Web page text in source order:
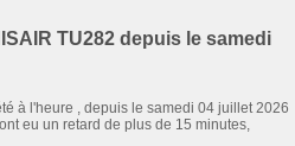
TU282 depuis le samedi
à l'heure , depuis le samedi 04 juillet 2026
eu un retard de plus de 15 minutes,